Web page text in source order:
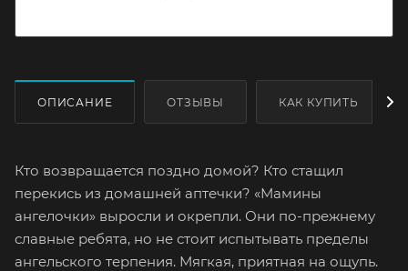
ОПИСАНИЕ ОТЗЫВЫ КАК КУПИТЬ
Кто возвращается поздно домой? Кто стащил
перекись из домашней аптечки? «Мамины
ангелочки» выросли и окрепли. Они по-прежнему
славные ребята, но не стоит испытывать пределы
ангельского терпения. Мягкая, приятная на ощупь.